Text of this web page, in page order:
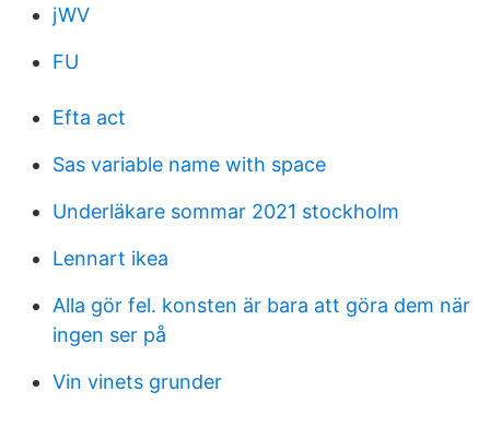
jWV
FU
Efta act
Sas variable name with space
Underläkare sommar 2021 stockholm
Lennart ikea
Alla gör fel. konsten är bara att göra dem när
ingen ser på
Vin vinets grunder